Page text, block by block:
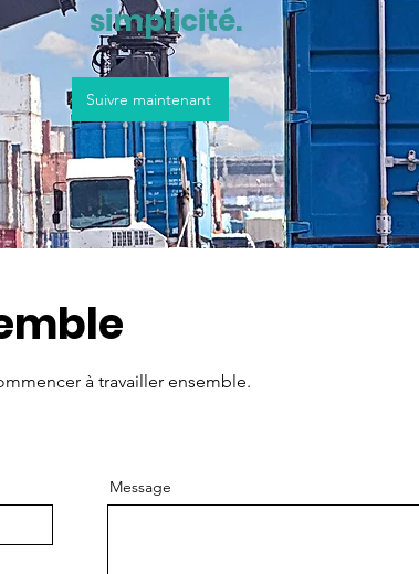
simplicité.
Suivre maintenant
à travailler ensemble.
Message